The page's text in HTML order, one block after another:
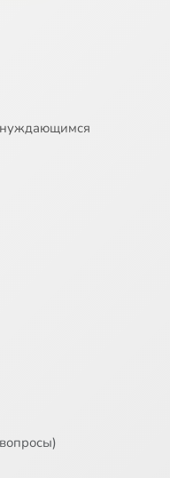
нуждающимся